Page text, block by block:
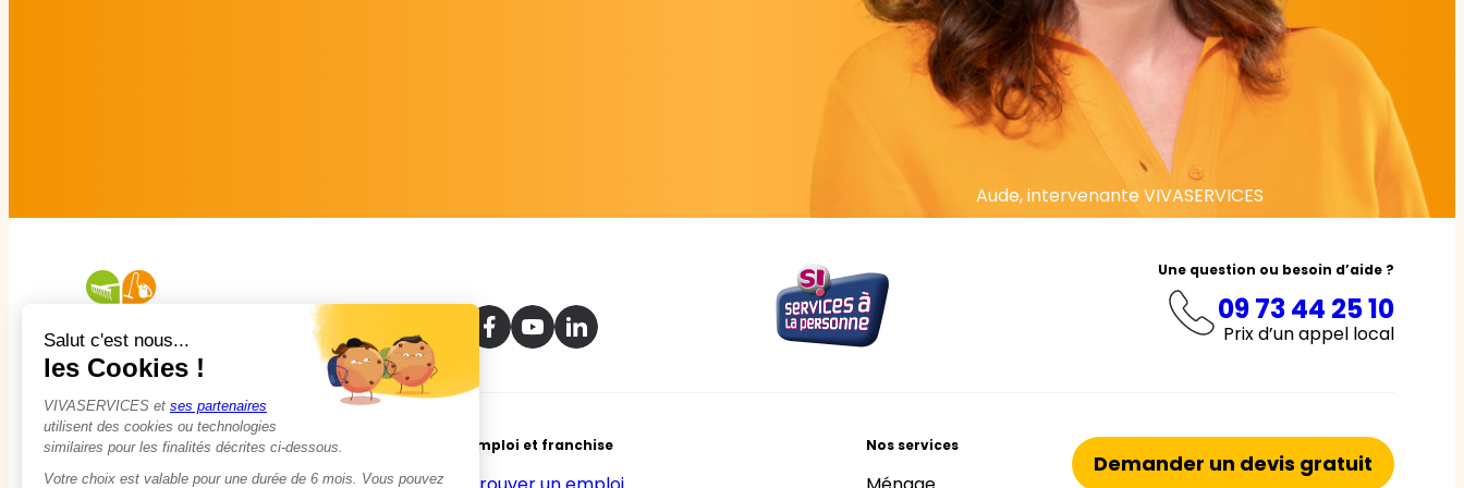
Aude, intervenante VIVASERVICES
Une question ou besoin d’aide ?
09 73 44 25 10
Prix d’un appel local
À propos Emploi et franchise Nos services
Demander un devis gratuit